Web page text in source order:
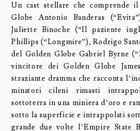
Un cast stellare che comprende
Globe Antonio Banderas
Juliette Binoche (“Il paziente
Phillips (“Longmire”), Rodrigo
del Golden Globe Gabriel Byrne
vincitore dei Golden Globe
straziante dramma che racconta
minatori cileni rimasti
sottoterra in una miniera d’oro e
sotto la superficie e intrappolati
grande due volte l’Empire State